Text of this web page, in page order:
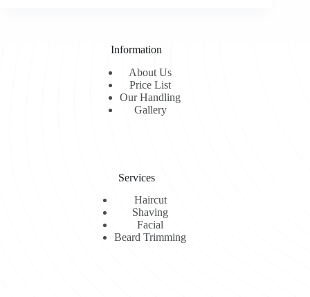
Information
About Us
Price List
Our Handling
Gallery
Services
Haircut
Shaving
Facial
Beard Trimming